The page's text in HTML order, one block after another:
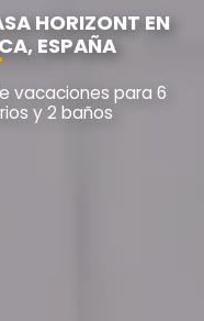
HORIZONT EN
ESPAÑA
vacaciones para 6
y 2 baños